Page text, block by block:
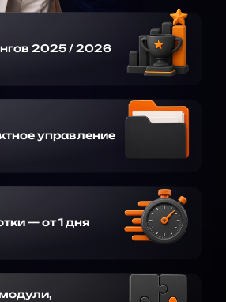
2025 / 2026
управление
— от 1 дня